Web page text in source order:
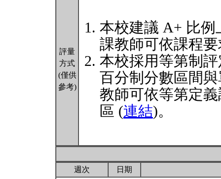
評量
方式
(僅供
參考)
本校建議 A+ 比例
課教師可依課程
本校採用等第制
百分制分數區間
教師可依等第定
區 (連結)。
週次
日期